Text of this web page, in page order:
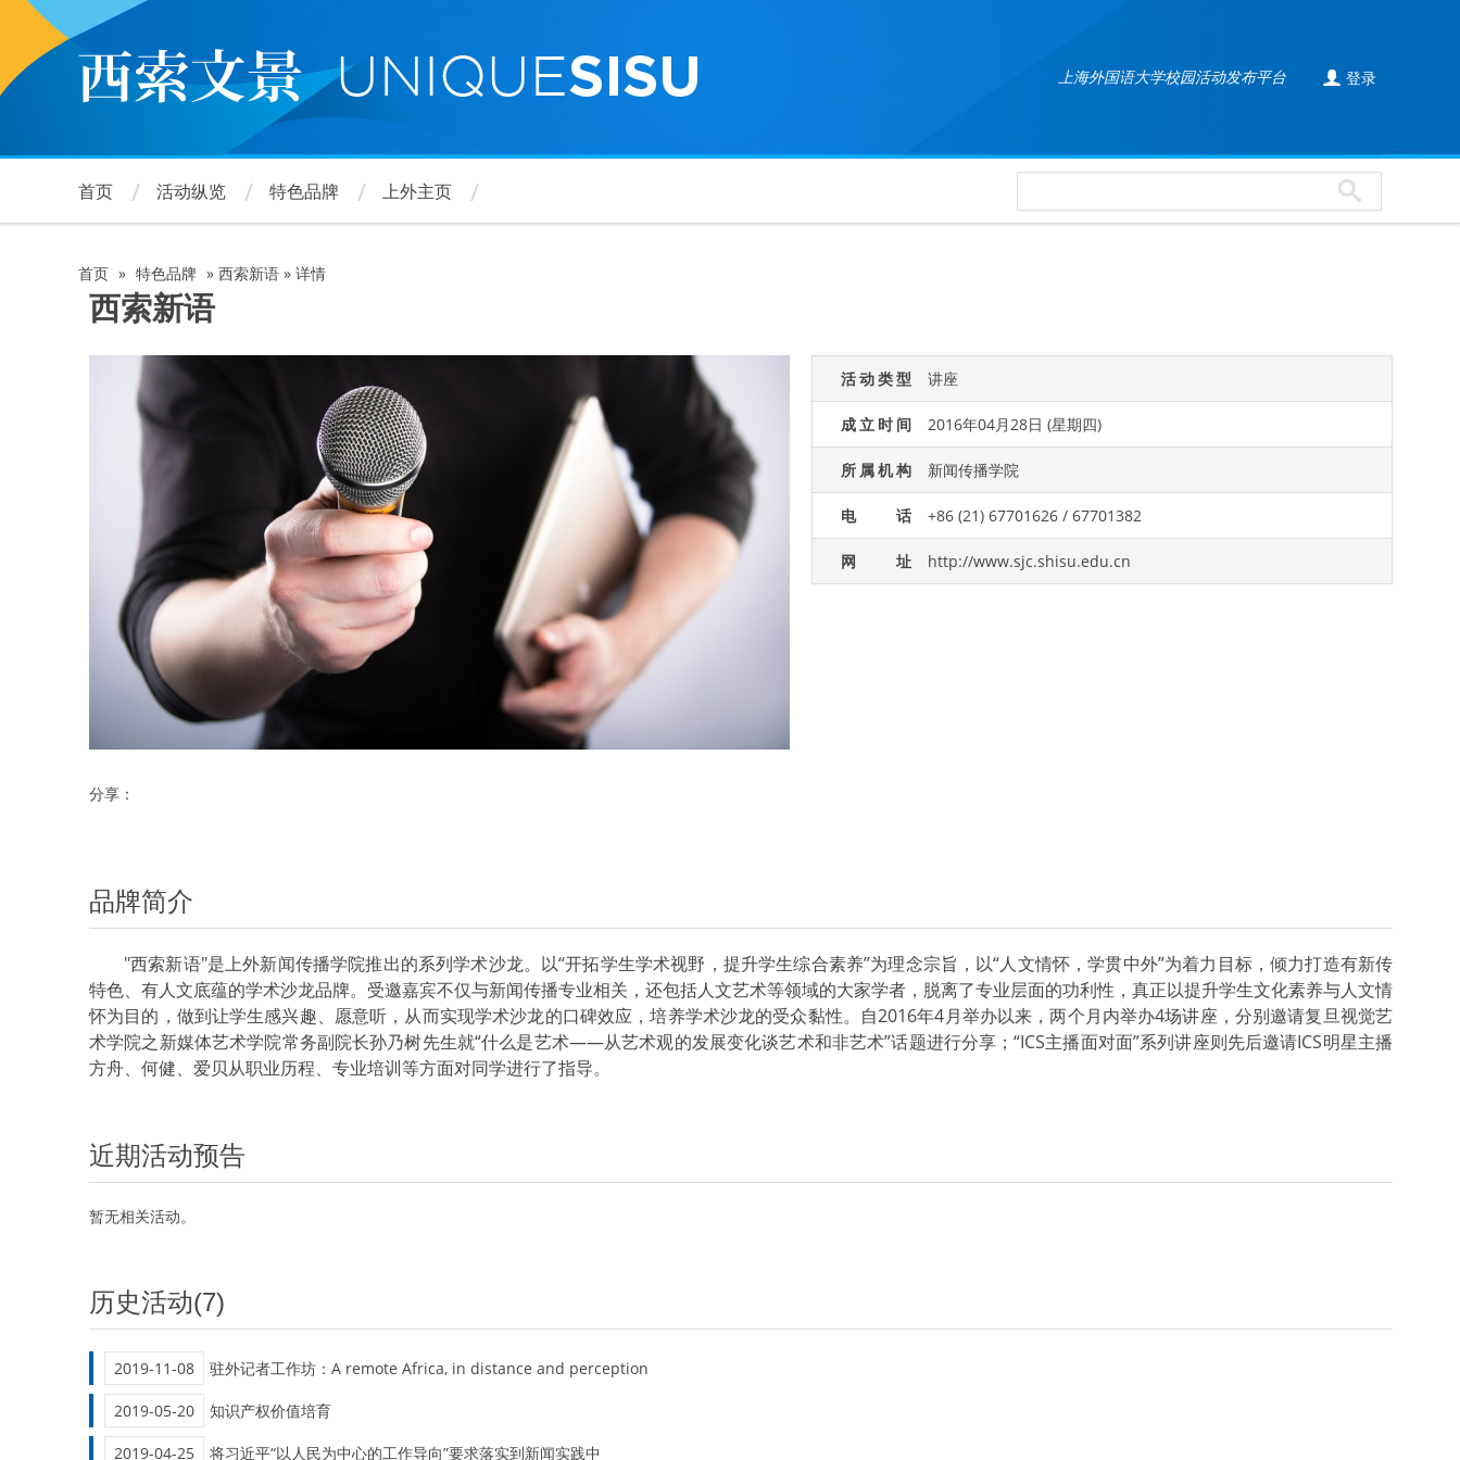
主
要
上海外国语大学校园活动发布平台  登录
首页 活动纵览 特色品牌 上外主页
面
首页 » 特色品牌 » 西索新语 » 详情
西索新语
分享：
活动类型 讲座
成立时间 2016年04月28日 (星期四)
所属机构 新闻传播学院
电话 +86 (21) 67701626 / 67701382
网址 http://www.sjc.shisu.edu.cn
品牌简介
"西索新语"是上外新闻传播学院推出的系列学术沙龙。以“开拓学生学术视野，提升学生综合素养”为理念宗旨，以“人文情怀，学贯中外”为着力目标，倾力打造有新传
特色、有人文底蕴的学术沙龙品牌。受邀嘉宾不仅与新闻传播专业相关，还包括人文艺术等领域的大家学者，脱离了专业层面的功利性，真正以提升学生文化素养与人文情
怀为目的，做到让学生感兴趣、愿意听，从而实现学术沙龙的口碑效应，培养学术沙龙的受众黏性。自2016年4月举办以来，两个月内举办4场讲座，分别邀请复旦视觉艺
术学院之新媒体艺术学院常务副院长孙乃树先生就“什么是艺术——从艺术观的发展变化谈艺术和非艺术”话题进行分享；“ICS主播面对面”系列讲座则先后邀请ICS明星主播
方舟、何健、爱贝从职业历程、专业培训等方面对同学进行了指导。
近期活动预告
暂无相关活动。
历史活动(7)
2019-11-08 驻外记者工作坊：A remote Africa, in distance and perception
2019-05-20 知识产权价值培育
2019-04-25 将习近平“以人民为中心的工作导向”要求落实到新闻实践中